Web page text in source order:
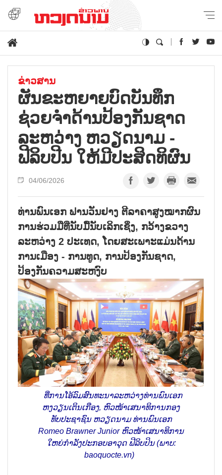
ຂ່າວສານ
ຜັນຂະຫຍາຍບົດບັນທຶກ
ຊ່ວຍຈຳດ້ານປ້ອງກັນຊາດ
ລະຫວ່າງ ຫວຽດນາມ -
ຟີລິບປີນ ໃຫ້ມີປະສິດທິຜົນ
04/06/2026
ທ່ານພົນເອກ ຟານວັນຢາງ ຕີລາຄາສູງໝາກຜົນ
ການຮ່ວມມືທີ່ນັບມື້ນັບເລິກເຊິ່ງ, ກວ້າງຂວາງ
ລະຫວ່າງ 2 ປະເທດ, ໂດຍສະເພາະແມ່ນດ້ານ
ການເມືອງ - ການທູດ, ການປ້ອງກັນຊາດ,
ປ້ອງກັນຄວາມສະຫງົບ
ທີ່​ການ​ໂອ້​ລົມ​ສົນ​ທະ​ນາ​ລະ​ຫວ່າງ​ທ່ານ​ພົນ​ເອກ
ຫງວຽນ​ເຕິນ​ເກືອງ, ​ຫົວ​ໜ້າເສ​ນາ​ທິ​ການ​ກອງ​
ທັບ​ປະ​ຊາ​ຊົນ ຫວຽດ​ນາມ ທ່ານ​ພົນ​ເອກ
Romeo Brawner Junior ຫົວ​ໜ້າເສ​ນາ​ທິ​ການ​
ໃຫຍ່​ກຳ​ລັງ​ປະ​ກອບ​ອາ​ວຸດ ຟີ​ລິບ​ປິນ (ພາບ:
baoquocte.vn)